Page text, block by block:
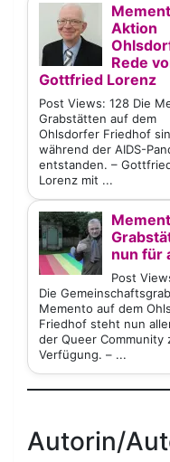
Aktion
Rede
Gottfried Lorenz
Post Views: 128 Die
Grabstätten auf dem
Ohlsdorfer Friedhof
während der AIDS-
entstanden. –
Lorenz mit ...
nun für
Post
Die
Memento auf dem
Friedhof steht nun
der Queer Community
Verfügung. – ...
Autorin/